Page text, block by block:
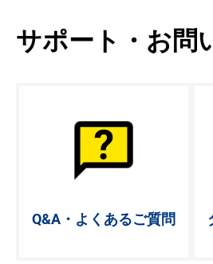
サポート・お問
Q&A・よく あるご質問